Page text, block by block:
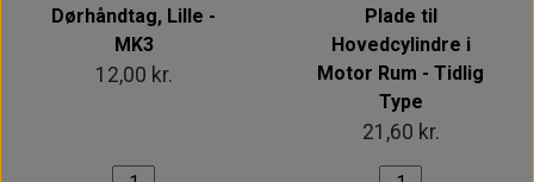
Dørhåndtag, Lille -
MK3
12,00 kr.
Plade til
Hovedcylindre i
Motor Rum - Tidlig
Type
21,60 kr.